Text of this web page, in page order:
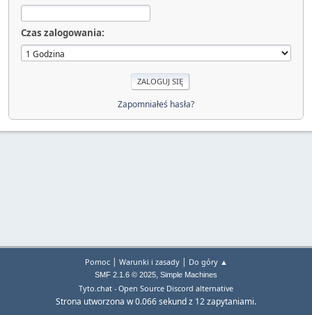
Czas zalogowania:
Zapomniałeś hasła?
Pomoc| Warunki i zasady| Do góry ▲
SMF 2.1.6 © 2025, Simple Machines
Tyto.chat - Open Source Discord alternative
Strona utworzona w 0.066 sekund z 12 zapytaniami.